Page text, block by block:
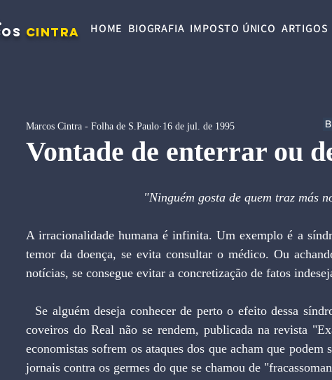
CINTRA HOME BIOGRAFIA IMPOSTO ÚNICO ARTIGOS
Vontade de enterrar ou
Marcos Cintra - Folha de S.Paulo 16 de jul. de 1995
"Ninguém gosta de quem traz más
A irracionalidade humana é infinita. Um exemplo é a
temor da doença, se evita consultar o médico. Ou
notícias, se consegue evitar a concretização de fatos
coveiros do Real não se rendem, publicada na revista
economistas sofrem os ataques dos que acham que
jornais contra os germes do que se chamou de